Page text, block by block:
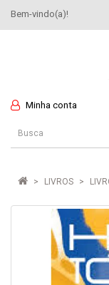
Bem-vindo(a)!
Minha conta
LIVROS